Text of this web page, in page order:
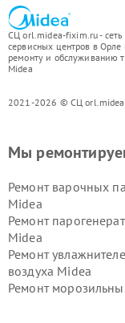
СЦ orl.midea-fixim.ru - сеть
сервисных центров в Орле
ремонту и обслуживанию
Midea
2021-2026 © СЦ
Мы
Ремонт варочных
Midea
Ремонт
Midea
Ремонт
воздуха Midea
Ремонт